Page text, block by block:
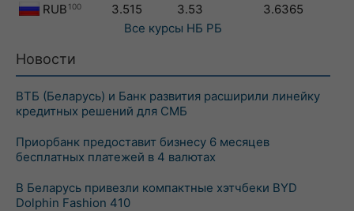
RUB 100 3.515 3.53
3.6365
Все курсы НБ РБ
Новости
ВТБ (Беларусь) и Банк развития расширили линейку
кредитных решений для СМБ
Приорбанк предоставит бизнесу 6 месяцев
бесплатных платежей в 4 валютах
В Беларусь привезли компактные хэтчбеки BYD
Dolphin Fashion 410